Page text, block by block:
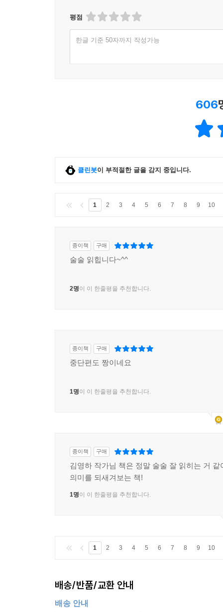
평점
한글 기준 50자까지 작성가능
606
클린봇이 부적절한 글을 감지 중입니다.
1 2 3 4 5 6 7 8 9 10
종이책 구매
술술 읽힙니다~^^
2명이 이 한줄평을 추천합니다.
종이책 구매
중단편도 짱이네요
1명이 이 한줄평을 추천합니다.
종이책 구매
김영하 작가님 책은 정말 술술 잘 읽히는 거 같
의미를 되새겨보는 책!
1명이 이 한줄평을 추천합니다.
1 2 3 4 5 6 7 8 9 10
배송/반품/교환 안내
배송 안내